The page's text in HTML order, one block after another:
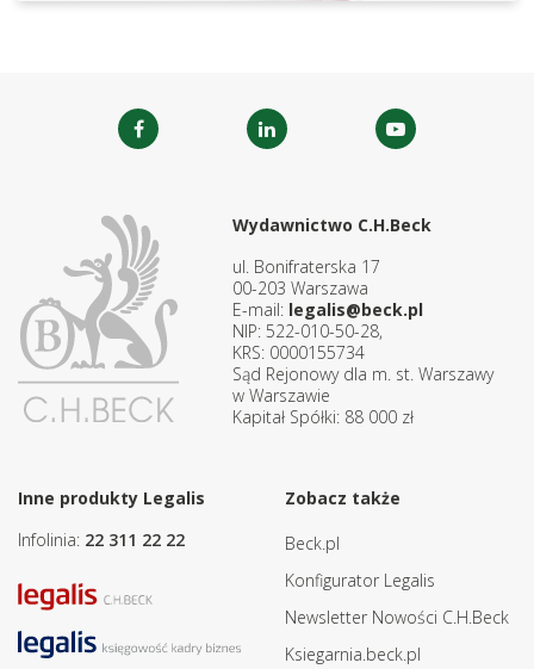
Wydawnictwo C.H.Beck
ul. Bonifraterska 17
00-203 Warszawa
E-mail: legalis@beck.pl
NIP: 522-010-50-28,
KRS: 0000155734
Sąd Rejonowy dla m. st. Warszawy
w Warszawie
Kapitał Spółki: 88 000 zł
Inne produkty Legalis
Infolinia: 22 311 22 22
Zobacz także
Beck.pl
Konfigurator Legalis
Newsletter Nowości C.H.Beck
Ksiegarnia.beck.pl